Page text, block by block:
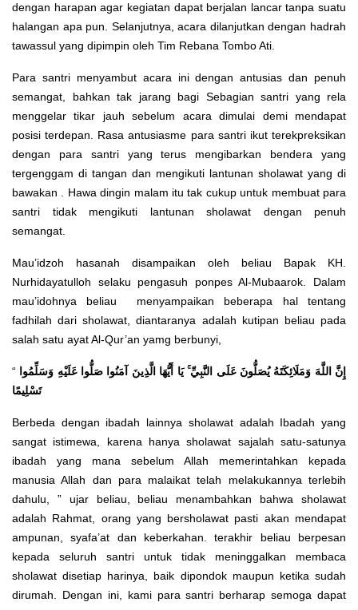
dengan harapan agar kegiatan dapat berjalan lancar tanpa suatu
halangan apa pun. Selanjutnya, acara dilanjutkan dengan hadrah
tawassul yang dipimpin oleh Tim Rebana Tombo Ati.
Para santri menyambut acara ini dengan antusias dan penuh
semangat, bahkan tak jarang bagi Sebagian santri yang rela
menggelar tikar jauh sebelum acara dimulai demi mendapat
posisi terdepan. Rasa antusiasme para santri ikut terekpreksikan
dengan para santri yang terus mengibarkan bendera yang
tergenggam di tangan dan mengikuti lantunan sholawat yang di
bawakan . Hawa dingin malam itu tak cukup untuk membuat para
santri tidak mengikuti lantunan sholawat dengan penuh
semangat.
Mau’idzoh hasanah disampaikan oleh beliau Bapak KH.
Nurhidayatulloh selaku pengasuh ponpes Al-Mubaarok. Dalam
mau’idohnya beliau menyampaikan beberapa hal tentang
fadhilah dari sholawat, diantaranya adalah kutipan beliau pada
salah satu ayat Al-Qur’an yamg berbunyi,
“ إِنَّ اللَّهَ وَمَلَائِكَتَهُ يُصَلُّونَ عَلَى النَّبِيِّ ۚ يَا أَيُّهَا الَّذِينَ آمَنُوا صَلُّوا عَلَيْهِ وَسَلِّمُوا
تَسْلِيمًا
Berbeda dengan ibadah lainnya sholawat adalah Ibadah yang
sangat istimewa, karena hanya sholawat sajalah satu-satunya
ibadah yang mana sebelum Allah memerintahkan kepada
manusia Allah dan para malaikat telah melakukannya terlebih
dahulu, ” ujar beliau, beliau menambahkan bahwa sholawat
adalah Rahmat, orang yang bersholawat pasti akan mendapat
ampunan, syafa’at dan keberkahan. terakhir beliau berpesan
kepada seluruh santri untuk tidak meninggalkan membaca
sholawat disetiap harinya, baik dipondok maupun ketika sudah
dirumah. Dengan ini, kami para santri berharap semoga dapat